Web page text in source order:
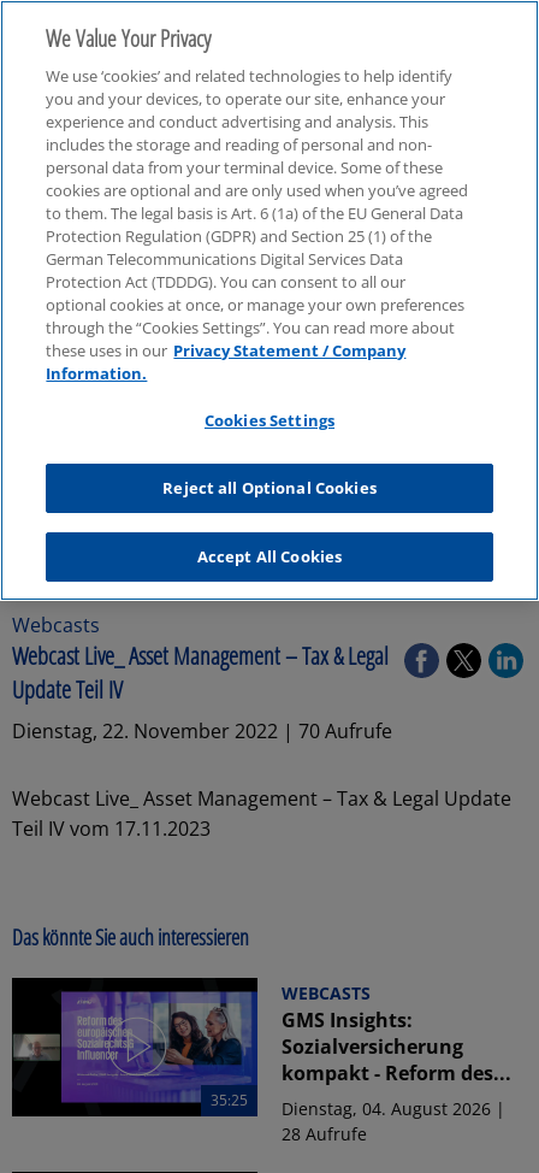
Webcasts
Webcasts
Webcast Live_ Asset Management – Tax & Legal
Update Teil IV
Dienstag, 22. November 2022 | 70 Aufrufe
Webcast Live_ Asset Management – Tax & Legal Update
Teil IV vom 17.11.2023
Das könnte Sie auch interessieren
35:25
WEBCASTS
GMS Insights:
Sozialversicherung
kompakt - Reform des...
Dienstag, 04. August 2026 |
28 Aufrufe
We Value Your Privacy
We use ‘cookies’ and related technologies to help identify
you and your devices, to operate our site, enhance your
experience and conduct advertising and analysis. This
includes the storage and reading of personal and non-
personal data from your terminal device. Some of these
cookies are optional and are only used when you’ve agreed
to them. The legal basis is Art. 6 (1a) of the EU General Data
Protection Regulation (GDPR) and Section 25 (1) of the
German Telecommunications Digital Services Data
Protection Act (TDDDG). You can consent to all our
optional cookies at once, or manage your own preferences
through the “Cookies Settings”. You can read more about
these uses in our Privacy Statement / Company
Information.
Cookies Settings
Reject all Optional Cookies
Accept All Cookies